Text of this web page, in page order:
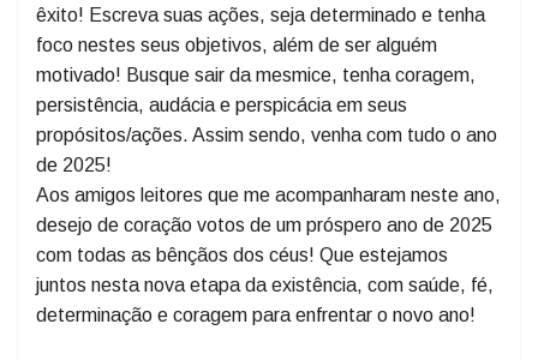
em alguns hábitos, tendo cuidado com a rotina cega e
que leva a mediocridade, ou seja, faz a pessoa viver
mais ou menos bem e, não tendo o propósito do pleno
êxito! Escreva suas ações, seja determinado e tenha
foco nestes seus objetivos, além de ser alguém
motivado! Busque sair da mesmice, tenha coragem,
persistência, audácia e perspicácia em seus
propósitos/ações. Assim sendo, venha com tudo o ano
de 2025!
Aos amigos leitores que me acompanharam neste ano,
desejo de coração votos de um próspero ano de 2025